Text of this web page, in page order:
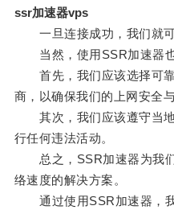
ssr加速器vps
一旦连接成功，我们就可
当然，使用SSR加速器也
首先，我们应该选择可靠
商，以确保我们的上网安全
其次，我们应该遵守当地
行任何违法活动。
总之，SSR加速器为我们
络速度的解决方案。
通过使用SSR加速器，我